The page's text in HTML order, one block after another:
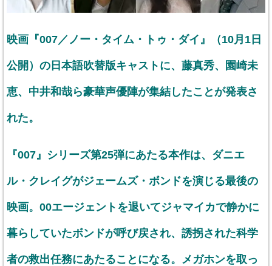
映画『007／ノー・タイム・トゥ・ダイ』（10月1日
公開）の日本語吹替版キャストに、藤真秀、園崎未
恵、中井和哉ら豪華声優陣が集結したことが発表さ
れた。
『007』シリーズ第25弾にあたる本作は、ダニエ
ル・クレイグがジェームズ・ボンドを演じる最後の
映画。00エージェントを退いてジャマイカで静かに
暮らしていたボンドが呼び戻され、誘拐された科学
者の救出任務にあたることになる。メガホンを取っ